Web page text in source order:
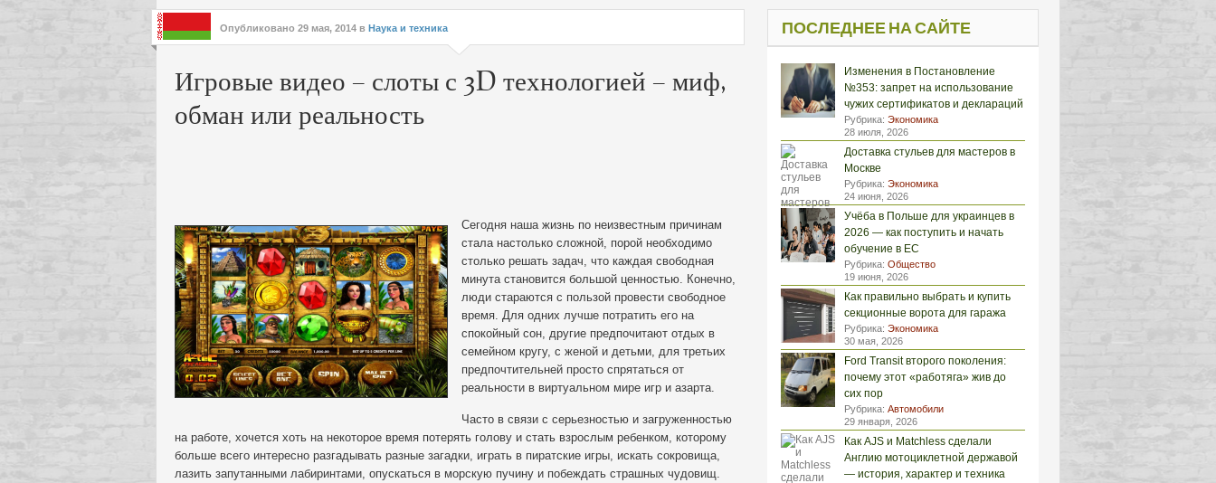
интересов клиентов
Опубликовано 29 мая, 2014 в Наука и техника
Игровые видео – слоты с 3D технологией – миф,
обман или реальность
Сегодня наша жизнь по неизвестным причинам
стала настолько сложной, порой необходимо
столько решать задач, что каждая свободная
минута становится большой ценностью. Конечно,
люди стараются с пользой провести свободное
время. Для одних лучше потратить его на
спокойный сон, другие предпочитают отдых в
семейном кругу, с женой и детьми, для третьих
предпочтительней просто спрятаться от
реальности в виртуальном мире игр и азарта.
Часто в связи с серьезностью и загруженностью
на работе, хочется хоть на некоторое время потерять голову и стать взрослым ребенком, которому
больше всего интересно разгадывать разные загадки, играть в пиратские игры, искать сокровища,
лазить запутанными лабиринтами, опускаться в морскую пучину и побеждать страшных чудовищ.
ПОСЛЕДНЕЕ НА САЙТЕ
Изменения в Постановление
№353: запрет на использование
чужих сертификатов и деклараций
Рубрика: Экономика
28 июля, 2026
Доставка стульев для мастеров в
Москве
Рубрика: Экономика
24 июня, 2026
Учёба в Польше для украинцев в
2026 — как поступить и начать
обучение в ЕС
Рубрика: Общество
19 июня, 2026
Как правильно выбрать и купить
секционные ворота для гаража
Рубрика: Экономика
30 мая, 2026
Ford Transit второго поколения:
почему этот «работяга» жив до
сих пор
Рубрика: Автомобили
29 января, 2026
Как AJS и Matchless сделали
Англию мотоциклетной державой
— история, характер и техника